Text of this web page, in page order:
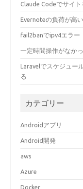
Claude Codeでサイ
Evernoteの負荷が高
fail2banでipv4エラー
一定時間操作がなか
Laravelでスケジュー
る
カテゴリー
Androidアプリ
Android開発
aws
Azure
Docker